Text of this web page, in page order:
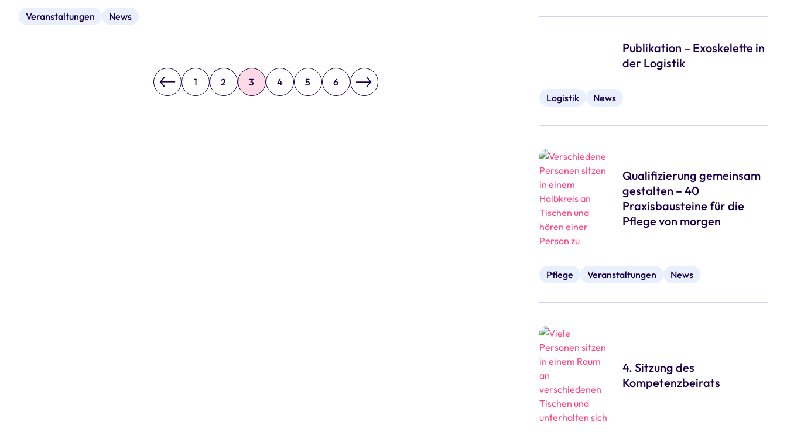
Veranstaltungen News
1 2 3 4 5 6
Publikation – Exoskelette in
der Logistik
Logistik News
Qualifizierung gemeinsam
gestalten – 40
Praxisbausteine für die
Pflege von morgen
Pflege Veranstaltungen News
4. Sitzung des
Kompetenzbeirats